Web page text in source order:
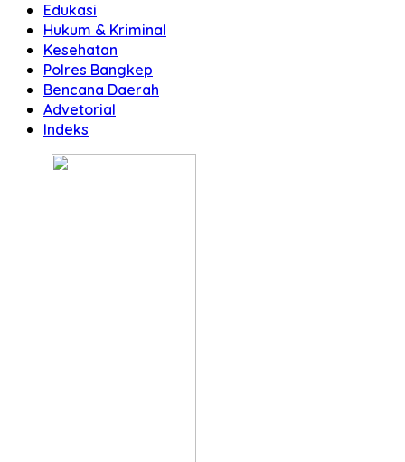
Edukasi
Hukum & Kriminal
Kesehatan
Polres Bangkep
Bencana Daerah
Advetorial
Indeks